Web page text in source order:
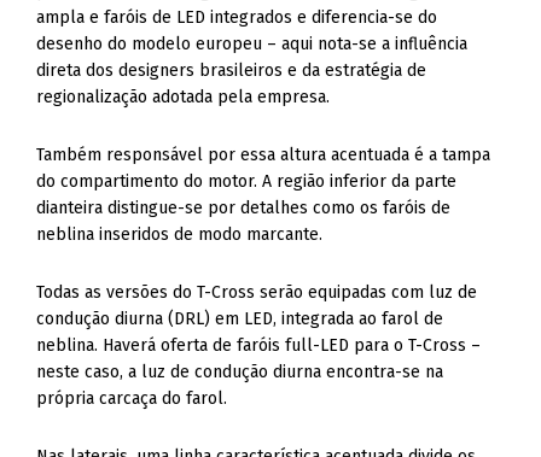
ampla e faróis de LED integrados e diferencia-se do
desenho do modelo europeu – aqui nota-se a influência
direta dos designers brasileiros e da estratégia de
regionalização adotada pela empresa.
Também responsável por essa altura acentuada é a tampa
do compartimento do motor. A região inferior da parte
dianteira distingue-se por detalhes como os faróis de
neblina inseridos de modo marcante.
Todas as versões do T-Cross serão equipadas com luz de
condução diurna (DRL) em LED, integrada ao farol de
neblina. Haverá oferta de faróis full-LED para o T-Cross –
neste caso, a luz de condução diurna encontra-se na
própria carcaça do farol.